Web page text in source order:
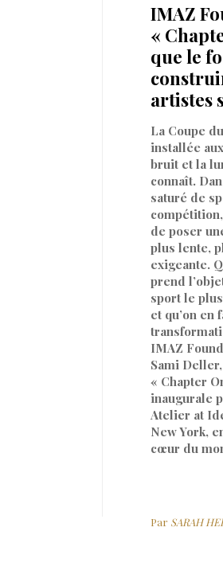
IMAZ
«
que le
artistes
La Coupe
installée
bruit et la
connaît.
saturé de
de poser
plus lente,
exigeante.
prend
sport le
et qu’on en
IMAZ
Sami
« Chapter
inaugurale
Atelier at
New York,
cœur du
Par SARAH